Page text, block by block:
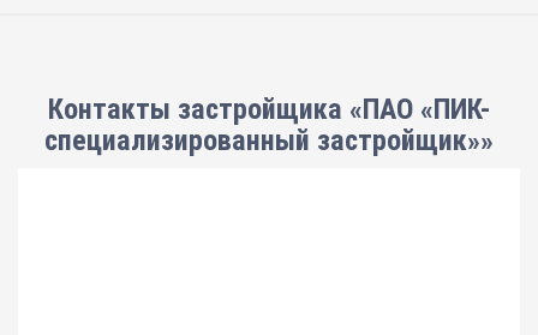
Контакты застройщика «ПАО «ПИК-
специализированный застройщик»»